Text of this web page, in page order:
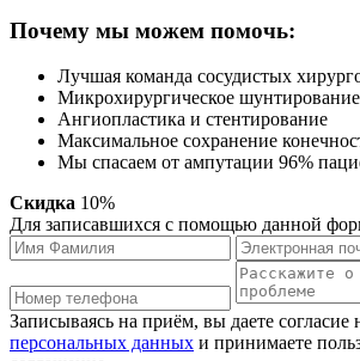
Почему мы можем помочь:
Лучшая команда сосудистых
Микрохирургическое шунтирование
Ангиопластика и стентирование
Максимальное сохранение
Мы спасаем от ампутации 96%
Скидка 10%
Для записавшихся с помощью данной
Записываясь на приём, вы даете согласие
персональных данных и принимаете